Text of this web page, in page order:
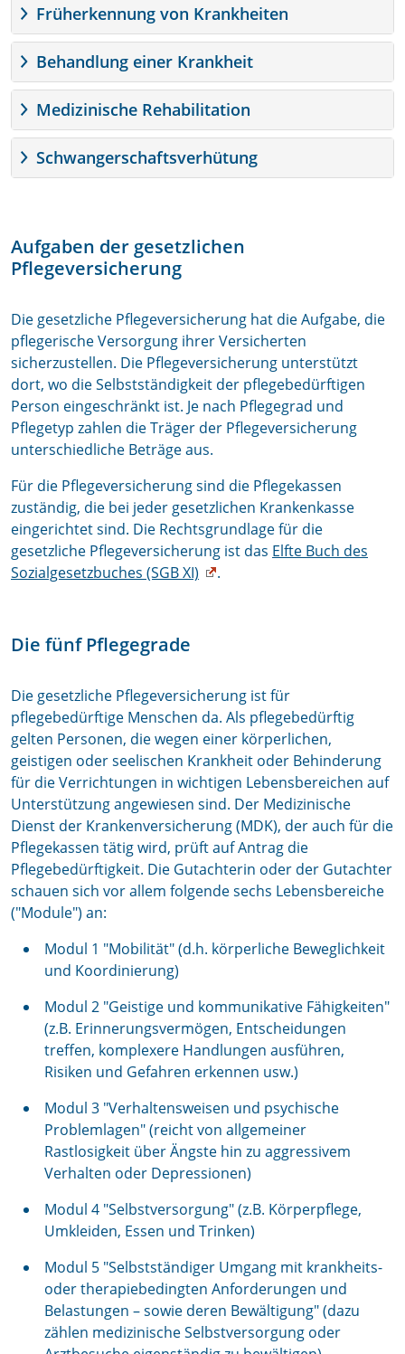
Früherkennung von Krankheiten
Behandlung einer Krankheit
Medizinische Rehabilitation
Schwangerschaftsverhütung
Aufgaben der gesetzlichen
Pflegeversicherung
Die gesetzliche Pflegeversicherung hat die Aufgabe, die
pflegerische Versorgung ihrer Versicherten
sicherzustellen. Die Pflegeversicherung unterstützt
dort, wo die Selbstständigkeit der pflegebedürftigen
Person eingeschränkt ist. Je nach Pflegegrad und
Pflegetyp zahlen die Träger der Pflegeversicherung
unterschiedliche Beträge aus.
Für die Pflegeversicherung sind die Pflegekassen
zuständig, die bei jeder gesetzlichen Krankenkasse
eingerichtet sind. Die Rechtsgrundlage für die
gesetzliche Pflegeversicherung ist das Elfte Buch des
Sozialgesetzbuches (SGB XI)
.
Die fünf Pflegegrade
Die gesetzliche Pflegeversicherung ist für
pflegebedürftige Menschen da. Als pflegebedürftig
gelten Personen, die wegen einer körperlichen,
geistigen oder seelischen Krankheit oder Behinderung
für die Verrichtungen in wichtigen Lebensbereichen auf
Unterstützung angewiesen sind. Der Medizinische
Dienst der Krankenversicherung (MDK), der auch für die
Pflegekassen tätig wird, prüft auf Antrag die
Pflegebedürftigkeit. Die Gutachterin oder der Gutachter
schauen sich vor allem folgende sechs Lebensbereiche
("Module") an:
Modul 1 "Mobilität" (d.h. körperliche Beweglichkeit
und Koordinierung)
Modul 2 "Geistige und kommunikative Fähigkeiten"
(z.B. Erinnerungsvermögen, Entscheidungen
treffen, komplexere Handlungen ausführen,
Risiken und Gefahren erkennen usw.)
Modul 3 "Verhaltensweisen und psychische
Problemlagen" (reicht von allgemeiner
Rastlosigkeit über Ängste hin zu aggressivem
Verhalten oder Depressionen)
Modul 4 "Selbstversorgung" (z.B. Körperpflege,
Umkleiden, Essen und Trinken)
Modul 5 "Selbstständiger Umgang mit krankheits-
oder therapiebedingten Anforderungen und
Belastungen – sowie deren Bewältigung" (dazu
zählen medizinische Selbstversorgung oder